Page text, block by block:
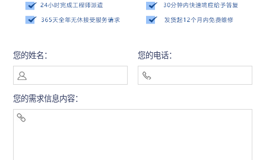
您的姓名： 您的电话：
您的需求信息内容：